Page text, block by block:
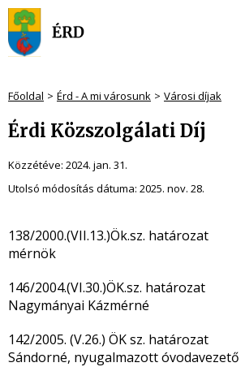
Főoldal Érd - A mi városunk Városi díjak
Érdi Közszolgálati Díj
Közzétéve: 2024. jan. 31.
Utolsó módosítás dátuma: 2025. nov. 28.
138/2000.(VII.13.)Ök.sz. határozat
mérnök
146/2004.(VI.30.)ÖK.sz.
Nagymányai Kázmérné
142/2005. (V.26.) ÖK sz.
Sándorné, nyugalmazott óvodavezető